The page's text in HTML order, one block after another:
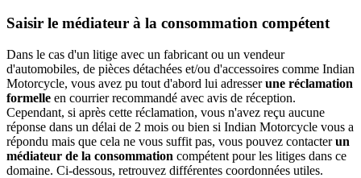
Saisir le médiateur à la consommation compétent
Dans le cas d'un litige avec un fabricant ou un vendeur
d'automobiles, de pièces détachées et/ou d'accessoires comme Indian
Motorcycle, vous avez pu tout d'abord lui adresserune réclamation
formelle en courrier recommandé avec avis de réception.
Cependant, si après cette réclamation, vous n'avez reçu aucune
réponse dans un délai de 2 mois ou bien si Indian Motorcycle vous a
répondu mais que cela ne vous suffit pas, vous pouvez contacterun
médiateur de la consommation compétent pour les litiges dans ce
domaine. Ci-dessous, retrouvez différentes coordonnées utiles.